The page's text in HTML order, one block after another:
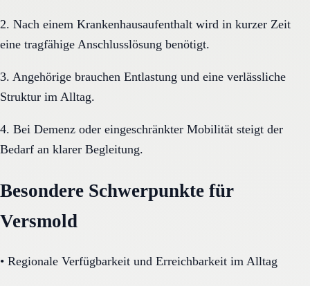
2. Nach einem Krankenhausaufenthalt wird in kurzer Zeit
eine tragfähige Anschlusslösung benötigt.
3. Angehörige brauchen Entlastung und eine verlässliche
Struktur im Alltag.
4. Bei Demenz oder eingeschränkter Mobilität steigt der
Bedarf an klarer Begleitung.
Besondere Schwerpunkte für
Versmold
• Regionale Verfügbarkeit und Erreichbarkeit im Alltag